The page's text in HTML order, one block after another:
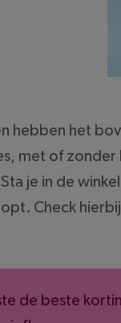
hebben het
met of zonder
je in de
Check
de beste